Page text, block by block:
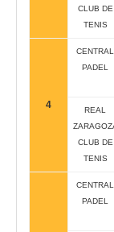
CLUB DE
TENIS
4
CENTRAL
PADEL
REAL
CLUB DE
TENIS
CENTRAL
PADEL